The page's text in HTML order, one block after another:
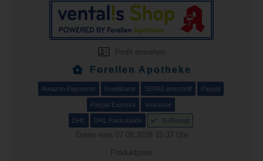
Profil einsehen
Forellen Apotheke
Amazon Payments Kreditkarte SEPA/Lastschrift Paypal
Paypal Express Vorkasse
DHL DHL Packstation E-Rezept
Daten vom 07.08.2026 15:37 Uhr
Produktpreis